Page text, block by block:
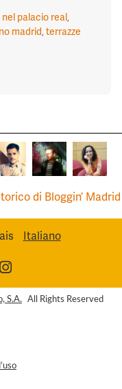
palacio real,
madrid, terrazze
di Bloggin’ Madrid
Italiano
S.A.
All Rights Reserved